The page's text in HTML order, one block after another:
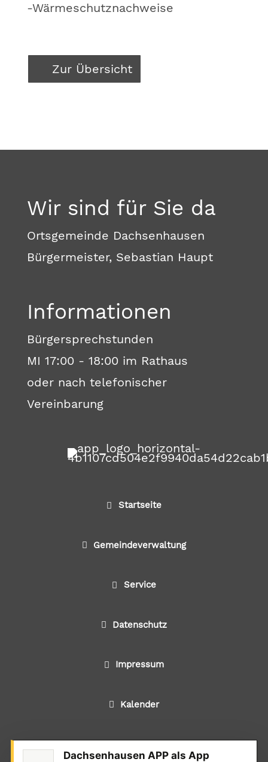
-Wärmeschutznachweise
Zur Übersicht
Wir sind für Sie da
Ortsgemeinde Dachsenhausen
Bürgermeister, Sebastian Haupt
Informationen
Bürgersprechstunden
MI 17:00 - 18:00 im Rathaus
oder nach telefonischer
Vereinbarung
Startseite
Gemeindeverwaltung
Service
Datenschutz
Impressum
Kalender
Dachsenhausen APP als App